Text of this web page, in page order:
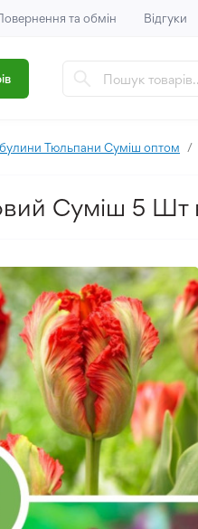
та обмін Відгуки
Тюльпани Суміш оптом
Суміш 5 Шт